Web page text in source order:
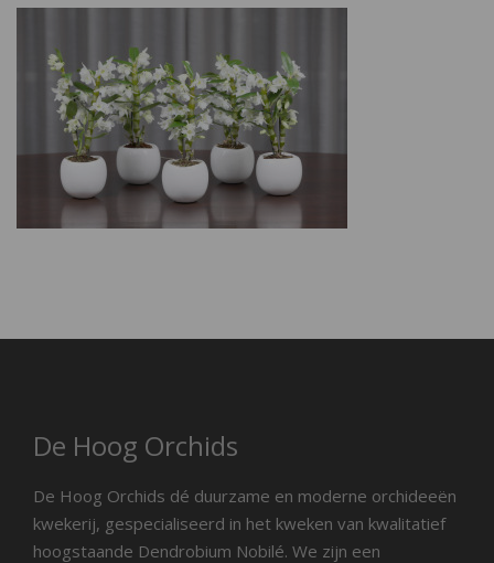
De Hoog Orchids
De Hoog Orchids dé duurzame en moderne orchideeën
kwekerij, gespecialiseerd in het kweken van kwalitatief
hoogstaande Dendrobium Nobilé. We zijn een